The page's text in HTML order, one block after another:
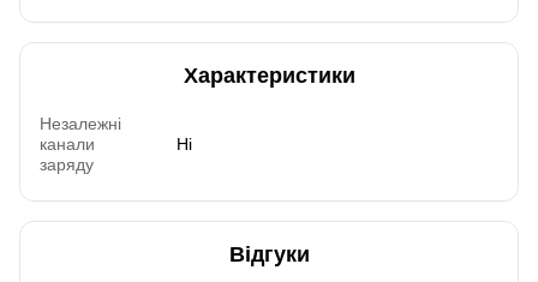
Характеристики
Незалежні
канали
заряду
Ні
Відгуки